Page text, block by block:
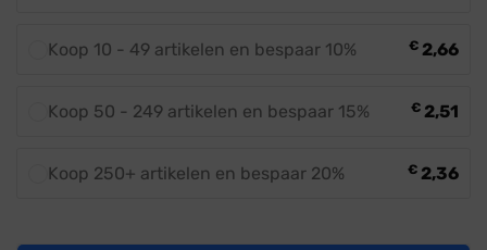
Koop 10 - 49 artikelen en bespaar 10% € 2,66
Koop 50 - 249 artikelen en bespaar 15% € 2,51
Koop 250+ artikelen en bespaar 20% € 2,36